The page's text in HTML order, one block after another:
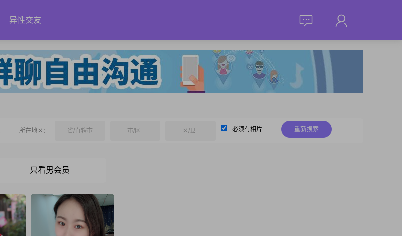
异性交友
所在地区： 省/直辖市 市/区 区/县 必须有相片 重新搜索
只看男会员